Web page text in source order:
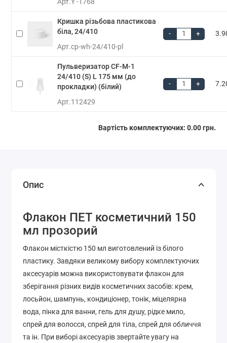
Кришка різьбова пластикова
біла, 24/410
Арт.cp-wh-24/410-pl
- +
Пульверизатор CF-M-1
24/410 (S) L 175 мм (до
прокладки) (білий)
Арт.112429
- +
Вартість комплектуючих: 0.00 грн.
Опис
Флакон ПЕТ косметичний 150
мл прозорий
Флакон місткістю 150 мл виготовлений із білого
пластику. Завдяки великому вибору комплектуючих
аксесуарів можна використовувати флакон для
зберігання різних видів косметичних засобів: крем,
лосьйон, шампунь, кондиціонер, тонік, міцелярна
вода, пінка для ванни, гель для душу, рідке мило,
спрей для волосся, спрей для тіла, спрей для обличчя
та ін. При виборі аксесуарів звертайте увагу на